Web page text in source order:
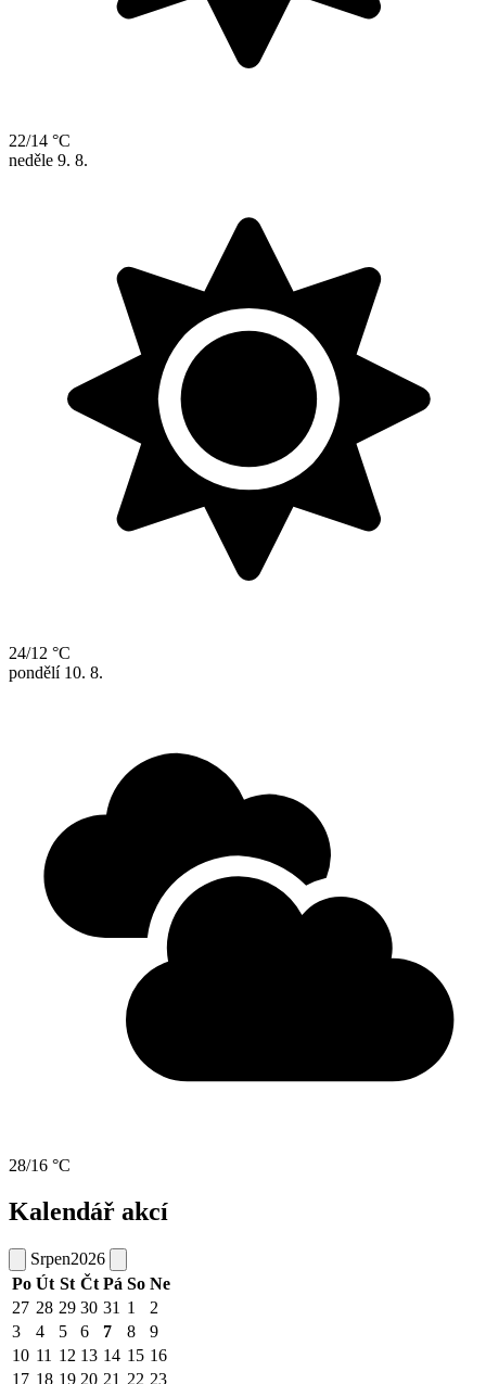
22/14 °C
neděle 9. 8.
24/12 °C
pondělí 10. 8.
28/16 °C
Kalendář akcí
Srpen2026
Po Út St Čt Pá So Ne
27 28 29 30 31 1
2
3
4 5 6 7 8
9
10 11 12 13 14 15 16
17 18 19 20 21 22 23